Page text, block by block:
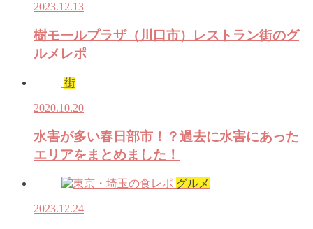
2023.12.13
樹モールプラザ（川口市）レストラン街のグ
ルメレポ
街
2020.10.20
水害が多い春日部市！？過去に水害にあった
エリアをまとめました！
グルメ
2023.12.24